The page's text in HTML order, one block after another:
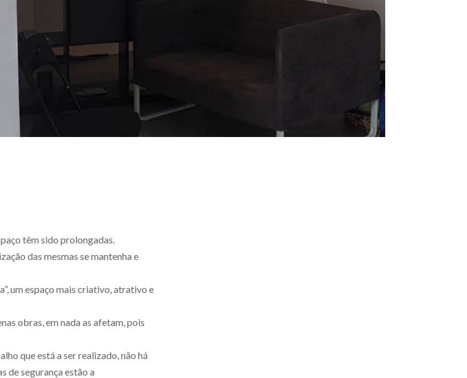
têm sido prolongadas.
das mesmas se mantenha e
um espaço mais criativo, atrativo e
obras, em nada as afetam, pois
que está a ser realizado, não há
de segurança estão a